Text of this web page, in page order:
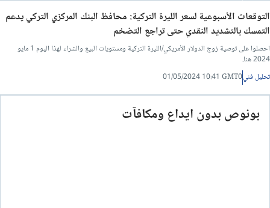
التوقعات الأسبوعية لسعر الليرة التركية: محافظ البنك المركزي التركي يدعم
التمسك بالتشديد النقدي حتى تراجع التضخم
احصلوا على توصية زوج الدولار الأمريكي/الليرة التركية ومستويات البيع والشراء لهذا اليوم 1 مايو
2024 هنا.
تحليل فني01/05/2024 10:41 GMT0
بونوص بدون ايداع ومكافآت